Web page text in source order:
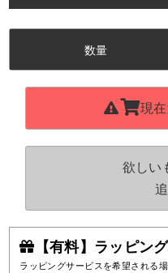
【有料】ラッピン
ラッピングサービスを希望される
数量
現
欲しい